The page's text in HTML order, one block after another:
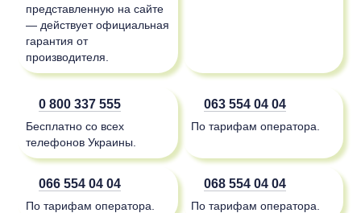
представленную на сайте
— действует официальная
гарантия от
производителя.
0 800 337 555
Бесплатно со всех
телефонов Украины.
063 554 04 04
По тарифам оператора.
066 554 04 04
По тарифам оператора.
068 554 04 04
По тарифам оператора.